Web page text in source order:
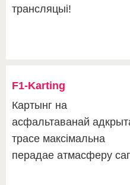
трансляцыі!
F1-Karting
Картынг на
асфальтаванай
трасе максімальна
перадае атмасферу